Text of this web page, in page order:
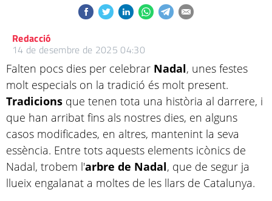
Redacció
14 de desembre de 2025 04:30
Falten pocs dies per celebrar Nadal, unes festes
molt especials on la tradició és molt present.
Tradicions que tenen tota una història al darrere, i
que han arribat fins als nostres dies, en alguns
casos modificades, en altres, mantenint la seva
essència. Entre tots aquests elements icònics de
Nadal, trobem l'arbre de Nadal, que de segur ja
llueix engalanat a moltes de les llars de Catalunya.